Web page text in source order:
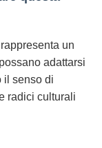
un
adattarsi
il senso di
radici culturali